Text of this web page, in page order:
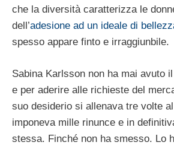
che la diversità caratterizza le
dell’adesione ad un ideale di
spesso appare finto e irraggiunbile.
Sabina Karlsson non ha mai avuto il
e per aderire alle richieste del
suo desiderio si allenava tre volte
imponeva mille rinunce e in
stessa. Finché non ha smesso. Lo